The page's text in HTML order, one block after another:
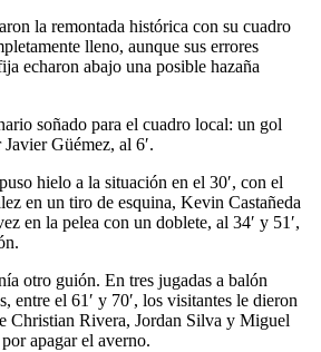
la remontada histórica con su cuadro
lleno, aunque sus errores
echaron abajo una posible hazaña
soñado para el cuadro local: un gol
Güémez, al 6′.
hielo a la situación en el 30′, con el
en un tiro de esquina, Kevin Castañeda
en la pelea con un doblete, al 34′ y 51′,
otro guión. En tres jugadas a balón
entre el 61′ y 70′, los visitantes le dieron
Christian Rivera, Jordan Silva y Miguel
apagar el averno.